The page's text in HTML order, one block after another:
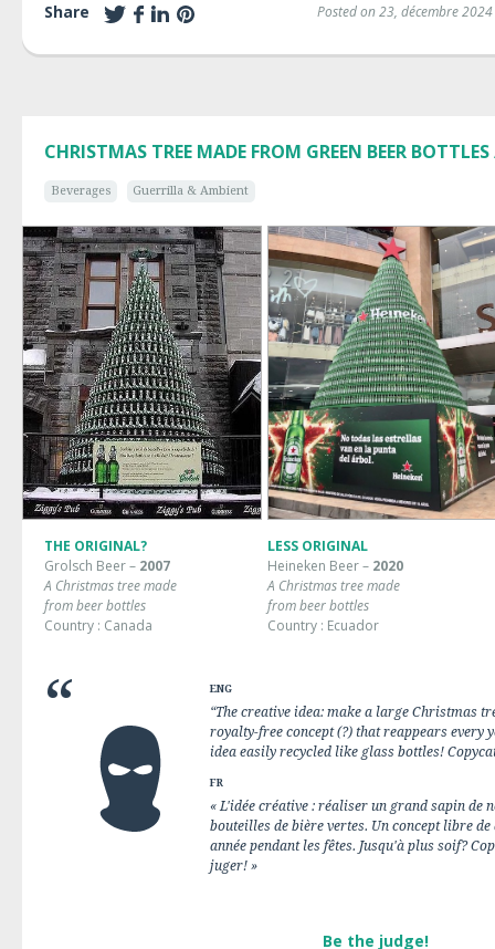
Share Posted on 23, décembre 2024
CHRISTMAS TREE MADE FROM GREEN BEER BOTTLES
Beverages Guerrilla & Ambient
THE ORIGINAL?
Grolsch Beer – 2007
A Christmas tree made
from beer bottles
Country : Canada
LESS ORIGINAL
Heineken Beer – 2020
A Christmas tree made
from beer bottles
Country : Ecuador
ENG
“The creative idea: make a large Christmas
royalty-free concept (?) that reappears every
idea easily recycled like glass bottles!
FR
« L'idée créative : réaliser un grand sapin de
bouteilles de bière vertes. Un concept libre
année pendant les fêtes. Jusqu'à plus soif?
juger! »
Be the judge!